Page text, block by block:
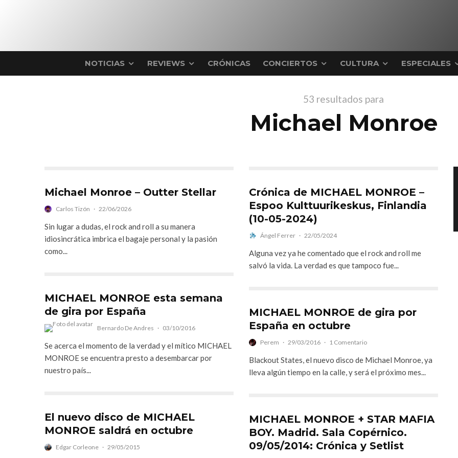
NOTICIAS REVIEWS CRÓNICAS CONCIERTOS CULTURA ESPECIALES
53 resultados para
Michael Monroe
Michael Monroe – Outter Stellar
Carlos Tizón · 22/06/2026
Sin lugar a dudas, el rock and roll a su manera
idiosincrática imbrica el bagaje personal y la pasión
como...
MICHAEL MONROE esta semana
de gira por España
Bernardo De Andres · 03/10/2016
Se acerca el momento de la verdad y el mítico MICHAEL
MONROE se encuentra presto a desembarcar por
nuestro país...
El nuevo disco de MICHAEL
MONROE saldrá en octubre
Edgar Corleone · 29/05/2015
Crónica de MICHAEL MONROE –
Espoo Kulttuurikeskus, Finlandia
(10-05-2024)
Ángel Ferrer · 22/05/2024
Alguna vez ya he comentado que el rock and roll me
salvó la vida. La verdad es que tampoco fue...
MICHAEL MONROE de gira por
España en octubre
Perem · 29/03/2016 · 1 Comentario
Blackout States, el nuevo disco de Michael Monroe, ya
lleva algún tiempo en la calle, y será el próximo mes...
MICHAEL MONROE + STAR MAFIA
BOY. Madrid. Sala Copérnico.
09/05/2014: Crónica y Setlist